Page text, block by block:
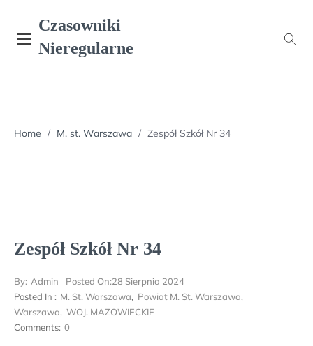
content
Czasowniki
Nieregularne
Home / M. st. Warszawa / Zespół Szkół Nr 34
Zespół Szkół Nr 34
By: Admin Posted On:28 Sierpnia 2024
Posted In : M. St. Warszawa, Powiat M. St. Warszawa,
Warszawa, WOJ. MAZOWIECKIE
Comments: 0